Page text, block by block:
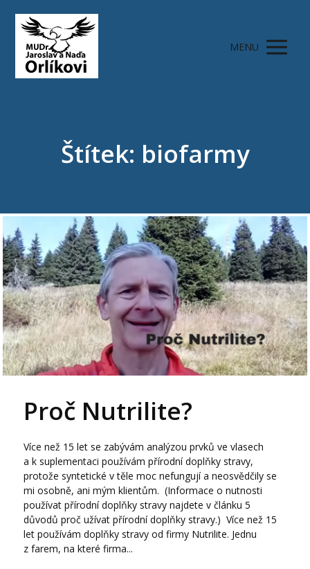
MENU
Štítek: biofarmy
Proč Nutrilite?
Více než 15 let se zabývám analýzou prvků ve vlasech
a k suplementaci používám přírodní doplňky stravy,
protože syntetické v těle moc nefungují a neosvědčily se
mi osobně, ani mým klientům. (Informace o nutnosti
používat přírodní doplňky stravy najdete v článku 5
důvodů proč užívat přírodní doplňky stravy.) Více než 15
let používám doplňky stravy od firmy Nutrilite. Jednu
z farem, na které firma...